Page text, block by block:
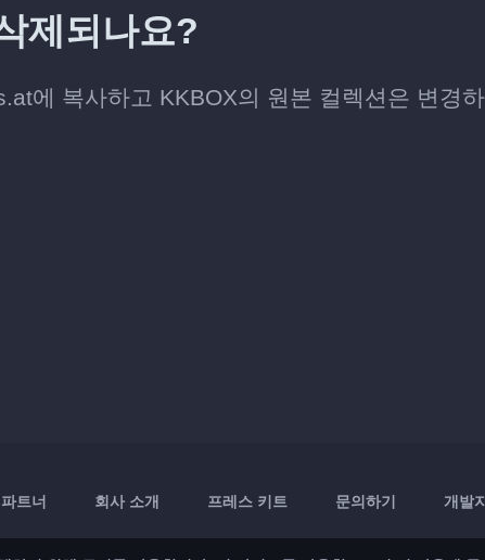
제되나요?
에 복사하고 KKBOX의 원본 컬렉션은 변경
파트너 회사 소개 프레스 키트 문의하기 개발